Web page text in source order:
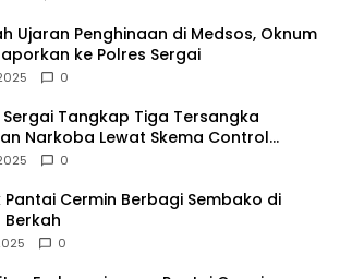
Ujaran Penghinaan di Medsos, Oknum
Dilaporkan ke Polres Sergai
0
Sergai Tangkap Tiga Tersangka
Narkoba Lewat Skema Control
0
Pantai Cermin Berbagi Sembako di
0